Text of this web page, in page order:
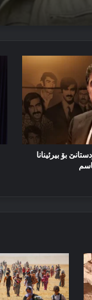
دەولەت ل پێشییا
هەموو ب هەڤ را کاربکن
بۆ بیرئینانا